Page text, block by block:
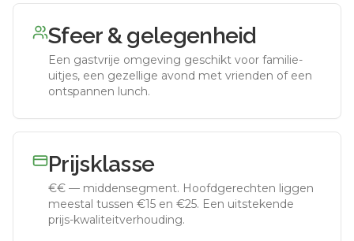
Sfeer & gelegenheid
Een gastvrije omgeving geschikt voor familie-
uitjes, een gezellige avond met vrienden of een
ontspannen lunch.
Prijsklasse
€€ — middensegment. Hoofdgerechten liggen
meestal tussen €15 en €25. Een uitstekende
prijs-kwaliteitverhouding.